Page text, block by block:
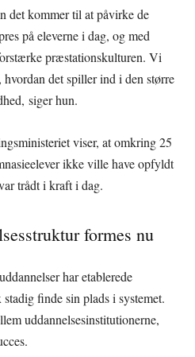
det kommer til at påvirke de
på eleverne i dag, og med
præstationskulturen. Vi
det spiller ind i den større
siger hun.
viser, at omkring 25
ikke ville have opfyldt
trådt i kraft i dag.
formes nu
har etablerede
finde sin plads i systemet.
uddannelsesinstitutionerne,